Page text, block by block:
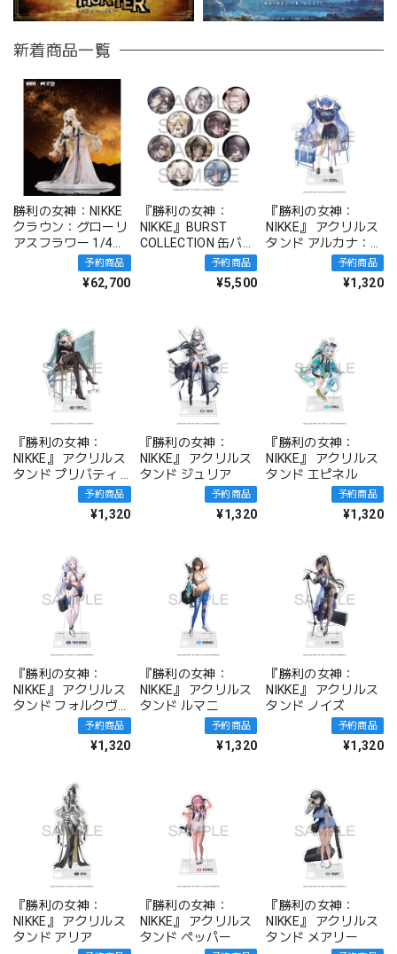
新着商品一覧
勝利の女神：NIKKE
クラウン：グローリ
アスフラワー 1/4完
成品フィギュア予約商品
¥62,700
『勝利の女神：
NIKKE』BURST
COLLECTION 缶バッ
ジ Vol.9 BOX 全10種
予約商品
¥5,500
『勝利の女神：
NIKKE』 アクリルス
タンド アルカナ：フ
ォーチュンメイト
予約商品
¥1,320
『勝利の女神：
NIKKE』 アクリルス
タンド プリバティ -
シャープレッスン
予約商品
¥1,320
『勝利の女神：
NIKKE』 アクリルス
タンド ジュリア
予約商品
¥1,320
『勝利の女神：
NIKKE』 アクリルス
タンド エピネル
予約商品
¥1,320
『勝利の女神：
NIKKE』 アクリルス
タンド フォルクヴァ
予約商品
¥1,320
『勝利の女神：
NIKKE』 アクリルス
タンド ルマニ
予約商品
¥1,320
『勝利の女神：
NIKKE』 アクリルス
タンド ノイズ
予約商品
¥1,320
『勝利の女神：
NIKKE』 アクリルス
タンド アリア
『勝利の女神：
NIKKE』 アクリルス
タンド ペッパー
『勝利の女神：
NIKKE』 アクリルス
タンド メアリー